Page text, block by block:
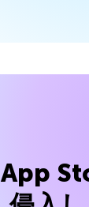
App